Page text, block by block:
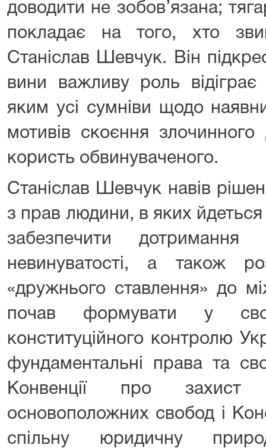
доводити не зобов’язана;
покладає на того, хто
Станіслав Шевчук. Він
вини важливу роль
яким усі сумніви щодо
мотивів скоєння злочинного
користь обвинуваченого.
Станіслав Шевчук навів
з прав людини, в яких
забезпечити дотримання
невинуватості, а також
«дружнього ставлення» до
почав формувати у
конституційного контролю
фундаментальні права та
Конвенції про
основоположних свобод і
спільну юридичну